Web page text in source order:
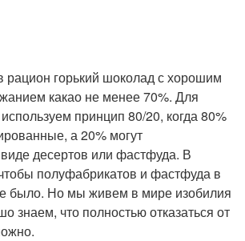
рацион горький шоколад с хорошим
какао не менее 70%. Для
принцип 80/20, когда 80%
а 20% могут
виде десертов или фастфуда. В
полуфабрикатов и фастфуда в
было. Но мы живем в мире изобилия
знаем, что полностью отказаться от